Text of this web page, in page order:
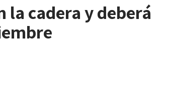
cadera y deberá